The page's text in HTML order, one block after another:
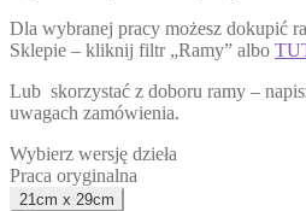
Dla wybranej pracy możesz dokupić
Sklepie – kliknij filtr „Ramy” albo
Lub skorzystać z doboru ramy –
uwagach zamówienia.
Wybierz wersję dzieła
Praca oryginalna